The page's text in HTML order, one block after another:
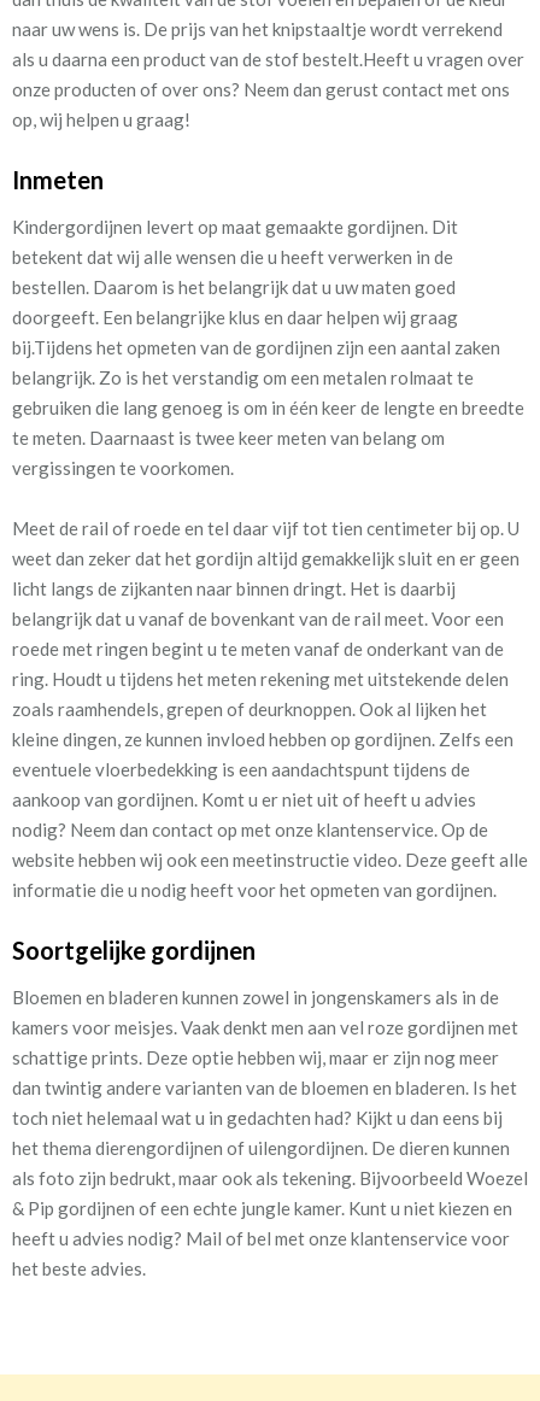
naar uw wens is. De prijs van het knipstaaltje wordt verrekend
als u daarna een product van de stof bestelt.Heeft u vragen over
onze producten of over ons? Neem dan gerust contact met ons
op, wij helpen u graag!
Inmeten
Kindergordijnen levert op maat gemaakte gordijnen. Dit
betekent dat wij alle wensen die u heeft verwerken in de
bestellen. Daarom is het belangrijk dat u uw maten goed
doorgeeft. Een belangrijke klus en daar helpen wij graag
bij.Tijdens het opmeten van de gordijnen zijn een aantal zaken
belangrijk. Zo is het verstandig om een metalen rolmaat te
gebruiken die lang genoeg is om in één keer de lengte en breedte
te meten. Daarnaast is twee keer meten van belang om
vergissingen te voorkomen.
Meet de rail of roede en tel daar vijf tot tien centimeter bij op. U
weet dan zeker dat het gordijn altijd gemakkelijk sluit en er geen
licht langs de zijkanten naar binnen dringt. Het is daarbij
belangrijk dat u vanaf de bovenkant van de rail meet. Voor een
roede met ringen begint u te meten vanaf de onderkant van de
ring. Houdt u tijdens het meten rekening met uitstekende delen
zoals raamhendels, grepen of deurknoppen. Ook al lijken het
kleine dingen, ze kunnen invloed hebben op gordijnen. Zelfs een
eventuele vloerbedekking is een aandachtspunt tijdens de
aankoop van gordijnen. Komt u er niet uit of heeft u advies
nodig? Neem dan contact op met onze klantenservice. Op de
website hebben wij ook een meetinstructie video. Deze geeft alle
informatie die u nodig heeft voor het opmeten van gordijnen.
Soortgelijke gordijnen
Bloemen en bladeren kunnen zowel in jongenskamers als in de
kamers voor meisjes. Vaak denkt men aan vel roze gordijnen met
schattige prints. Deze optie hebben wij, maar er zijn nog meer
dan twintig andere varianten van de bloemen en bladeren. Is het
toch niet helemaal wat u in gedachten had? Kijkt u dan eens bij
het thema dierengordijnen of uilengordijnen. De dieren kunnen
als foto zijn bedrukt, maar ook als tekening. Bijvoorbeeld Woezel
& Pip gordijnen of een echte jungle kamer. Kunt u niet kiezen en
heeft u advies nodig? Mail of bel met onze klantenservice voor
het beste advies.